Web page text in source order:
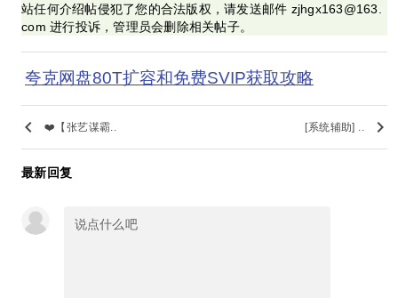
站任何介绍帖侵犯了您的合法版权，请发送邮件 zjhgx163@163.
com 进行投诉，管理员会删除相关帖子。
夸克网盘80T扩容和免费SVIP获取攻略
keyboard_arrow_left ❤️【张艺谋霸.. [系统辅助] .. keyboard_arrow_right
最新回复